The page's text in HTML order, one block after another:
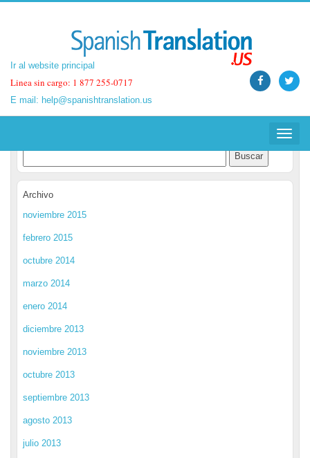
Ir al website principal
Linea sin cargo: 1 877 255-0717
E mail: help@spanishtranslation.us
Toggle
Ir al website principal
Linea sin cargo: 1 877 255-0717
E mail: help@spanishtranslation.us
Toggle
Spanish Translation Blog
Archivo
noviembre 2015
febrero 2015
octubre 2014
marzo 2014
enero 2014
diciembre 2013
noviembre 2013
octubre 2013
septiembre 2013
agosto 2013
julio 2013